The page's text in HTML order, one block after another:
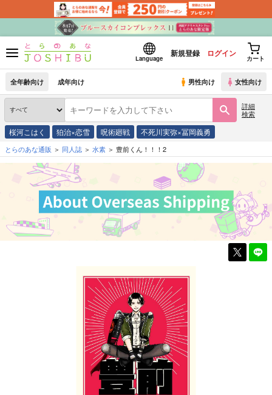
Language
新規登録 ログイン
カート
全年齢向け 成年向け 男性向け 女性向け
詳細
検索
桜河こはく 狛治×恋雪 呪術廻戦 不死川実弥×冨岡義勇
とらのあな通販 同人誌 水素 豊前くん！！！2